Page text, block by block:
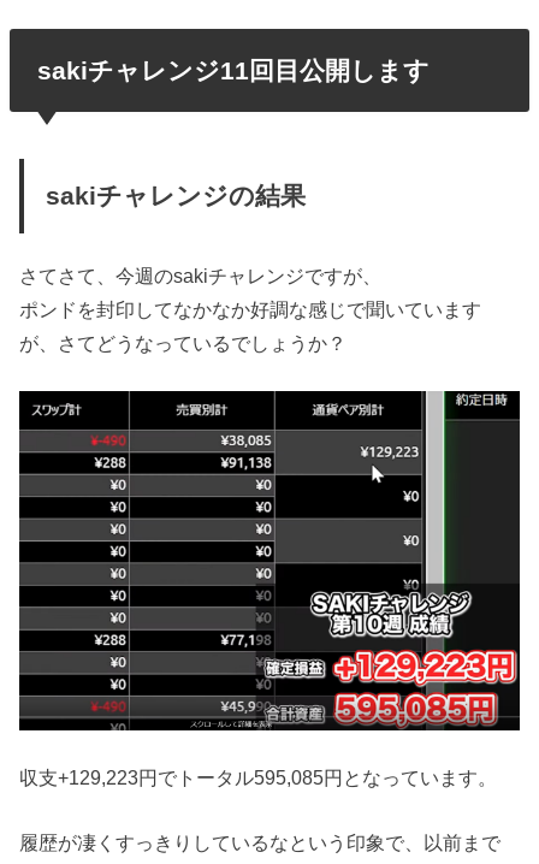
sakiチャレンジ11回目公開します
sakiチャレンジの結果
さてさて、今週のsakiチャレンジですが、
ポンドを封印してなかなか好調な感じで聞いています
が、さてどうなっているでしょうか？
収支+129,223円でトータル595,085円となっています。
履歴が凄くすっきりしているなという印象で、以前まで